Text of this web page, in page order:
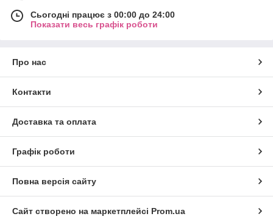
Сьогодні працює з 00:00 до 24:00
Показати весь графік роботи
Про нас
Контакти
Доставка та оплата
Графік роботи
Повна версія сайту
Сайт створено на маркетплейсі Prom.ua